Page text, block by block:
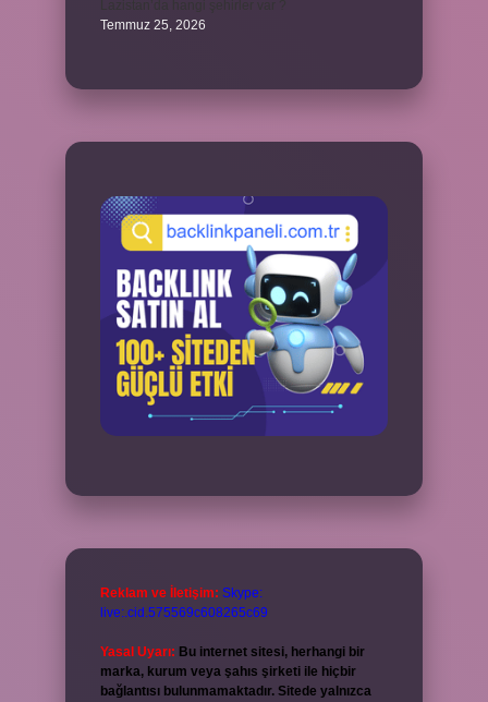
Temmuz 25, 2026
Reklam ve İletişim: Skype:
live:.cid.575569c608265c69
Yasal Uyarı: Bu internet sitesi, herhangi bir
marka, kurum veya şahıs şirketi ile hiçbir
bağlantısı bulunmamaktadır. Sitede yalnızca